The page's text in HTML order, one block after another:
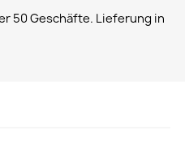
50 Geschäfte. Lieferung in